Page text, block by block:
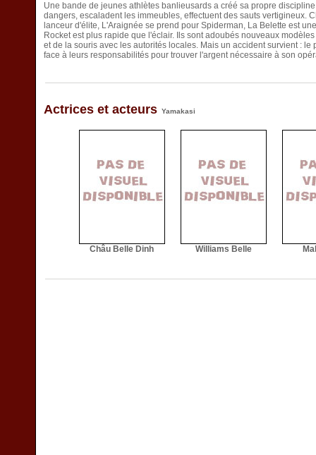
Une bande de jeunes athlètes banlieusards a créé sa propre
dangers, escaladent les immeubles, effectuent des sauts vertigineux.
lanceur d'élite, L'Araignée se prend pour Spiderman, La Belette est
Rocket est plus rapide que l'éclair. Ils sont adoubés nouveaux
et de la souris avec les autorités locales. Mais un accident survient :
face à leurs responsabilités pour trouver l'argent nécessaire à son
Actrices et acteurs Yamakasi
Châu Belle Dinh Williams Belle